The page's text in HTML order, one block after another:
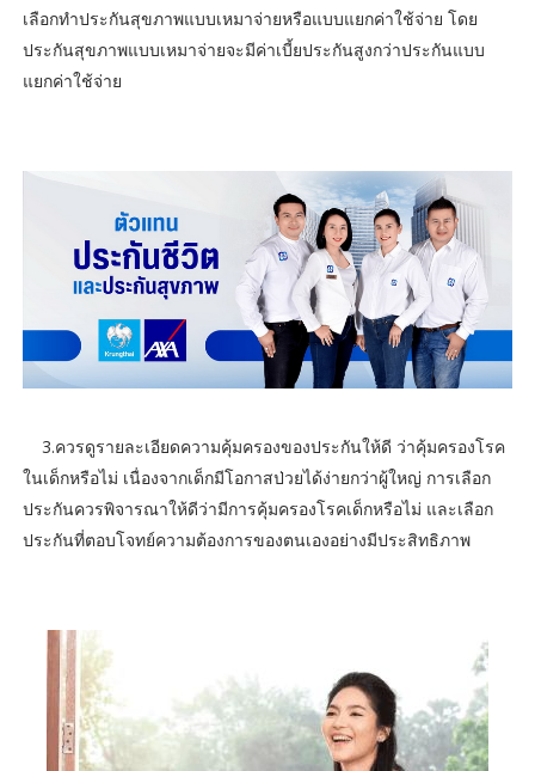
เลือกทำประกันสุขภาพแบบเหมาจ่ายหรือแบบแยกค่าใช้จ่าย โดย
ประกันสุขภาพแบบเหมาจ่ายจะมีค่าเบี้ยประกันสูงกว่าประกันแบบ
แยกค่าใช้จ่าย
3.ควรดูรายละเอียดความคุ้มครองของประกันให้ดี ว่าคุ้มครองโรค
ในเด็กหรือไม่ เนื่องจากเด็กมีโอกาสป่วยได้ง่ายกว่าผู้ใหญ่ การเลือก
ประกันควรพิจารณาให้ดีว่ามีการคุ้มครองโรคเด็กหรือไม่ และเลือก
ประกันที่ตอบโจทย์ความต้องการของตนเองอย่างมีประสิทธิภาพ